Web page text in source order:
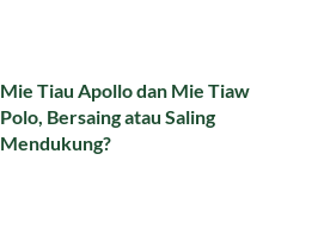
Mie Tiau Apollo dan Mie Tiaw
Polo, Bersaing atau Saling
Mendukung?